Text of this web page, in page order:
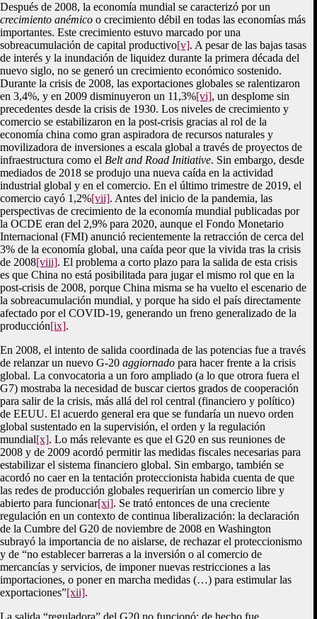
Después de 2008, la economía mundial se caracterizó por un
crecimiento anémico o crecimiento débil en todas las economías más
importantes. Este crecimiento estuvo marcado por una
sobreacumulación de capital productivo[v]. A pesar de las bajas tasas
de interés y la inundación de liquidez durante la primera década del
nuevo siglo, no se generó un crecimiento económico sostenido.
Durante la crisis de 2008, las exportaciones globales se ralentizaron
en 3,4%, y en 2009 disminuyeron un 11,3%[vi], un desplome sin
precedentes desde la crisis de 1930. Los niveles de crecimiento y
comercio se estabilizaron en la post-crisis gracias al rol de la
economía china como gran aspiradora de recursos naturales y
movilizadora de inversiones a escala global a través de proyectos de
infraestructura como el Belt and Road Initiative. Sin embargo, desde
mediados de 2018 se produjo una nueva caída en la actividad
industrial global y en el comercio. En el último trimestre de 2019, el
comercio cayó 1,2%[vii]. Antes del inicio de la pandemia, las
perspectivas de crecimiento de la economía mundial publicadas por
la OCDE eran del 2,9% para 2020, aunque el Fondo Monetario
Internacional (FMI) anunció recientemente la retracción de cerca del
3% de la economía global, una caída peor que la vivida tras la crisis
de 2008[viii]. El problema a corto plazo para la salida de esta crisis
es que China no está posibilitada para jugar el mismo rol que en la
post-crisis de 2008, porque China misma se ha vuelto el escenario de
la sobreacumulación mundial, y porque ha sido el país directamente
afectado por el COVID-19, generando un freno generalizado de la
producción[ix].
En 2008, el intento de salida coordinada de las potencias fue a través
de relanzar un nuevo G-20 aggiornado para hacer frente a la crisis
global. La convocatoria a un foro ampliado (a lo que otrora fuera el
G7) mostraba la necesidad de buscar ciertos grados de cooperación
para salir de la crisis, más allá del rol central (financiero y político)
de EEUU. El acuerdo general era que se fundaría un nuevo orden
global sustentado en la supervisión, el orden y la regulación
mundial[x]. Lo más relevante es que el G20 en sus reuniones de
2008 y de 2009 acordó permitir las medidas fiscales necesarias para
estabilizar el sistema financiero global. Sin embargo, también se
acordó no caer en la tentación proteccionista habida cuenta de que
las redes de producción globales requerirían un comercio libre y
abierto para funcionar[xi]. Se trató entonces de una creciente
regulación en un contexto de continua liberalización: la declaración
de la Cumbre del G20 de noviembre de 2008 en Washington
subrayó la importancia de no aislarse, de rechazar el proteccionismo
y de “no establecer barreras a la inversión o al comercio de
mercancías y servicios, de imponer nuevas restricciones a las
importaciones, o poner en marcha medidas (…) para estimular las
exportaciones”[xii].